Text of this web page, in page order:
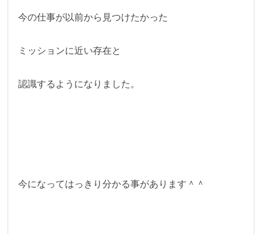
今の仕事が以前から見つけたかった
ミッションに近い存在と
認識するようになりました。
今になってはっきり分かる事があります＾＾